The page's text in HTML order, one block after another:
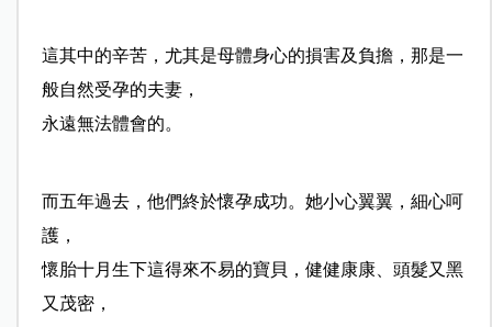
這其中的辛苦，尤其是母體身心的損害及負擔，那是一
般自然受孕的夫妻，
永遠無法體會的。
而五年過去，他們終於懷孕成功。她小心翼翼，細心呵
護，
懷胎十月生下這得來不易的寶貝，健健康康、頭髮又黑
又茂密，